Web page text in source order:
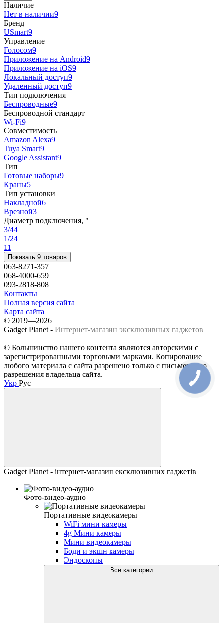
Наличие
Нет в наличии9
Бренд
USmart9
Управление
Голосом9
Приложение на Android9
Приложение на iOS9
Локальный доступ9
Удаленный доступ9
Тип подключения
Беспроводные9
Беспроводной стандарт
Wi-Fi9
Совместимость
Amazon Alexa9
Tuya Smart9
Google Assistant9
Тип
Готовые наборы9
Краны5
Тип установки
Накладной6
Врезной3
Диаметр подключения, "
3/44
1/24
11
Показать 9 товаров
063-8271-357
068-4000-659
093-2818-808
Контакты
Полная версия сайта
Карта сайта
© 2019—2026
Gadget Planet - Интернет-магазин эксклюзивных гаджетов
© Большинство нашего контента являются авторскими с
зарегистрированными торговыми марками. Копирование
любого материала с сайта разрешено только с письменного
разрешения владельца сайта.
Укр Рус
Gadget Planet - інтернет-магазин ексклюзивних гаджетів
Фото-видео-аудио
Портативные видеокамеры
WiFi мини камеры
4g Мини камеры
Мини видеокамеры
Боди и экшн камеры
Эндоскопы
Все категории